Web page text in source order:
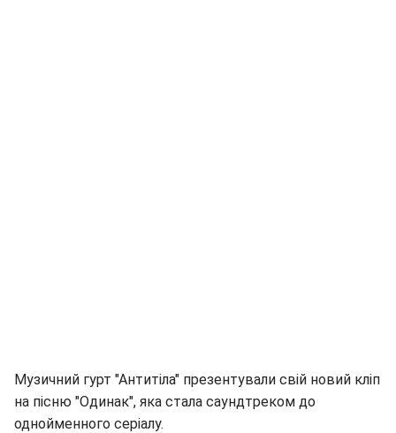
Музичний гурт "Антитіла" презентували свій новий кліп
на пісню "Одинак", яка стала саундтреком до
однойменного серіалу.